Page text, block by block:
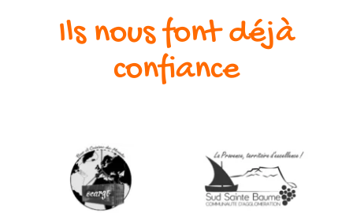
Ils nous font déjà
confiance